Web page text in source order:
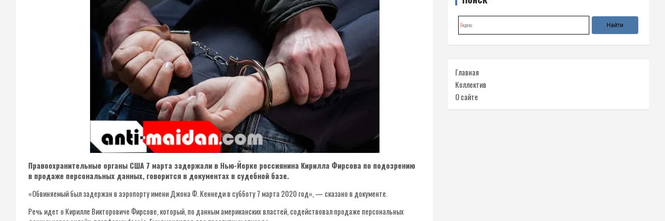
Правоохранительные органы США 7 марта задержали в Нью-Йорке россиянина Кирилла Фирсова по подозрению
в продаже персональных данных, говорится в документах в судебной базе.
«Обвиняемый был задержан в аэропорту имени Джона Ф. Кеннеди в субботу 7 марта 2020 год», — сказано в документе.
Речь идет о Кирилле Викторовиче Фирсове, который, по данным американских властей, содействовал продаже персональных
Главная
Коллектив
О сайте